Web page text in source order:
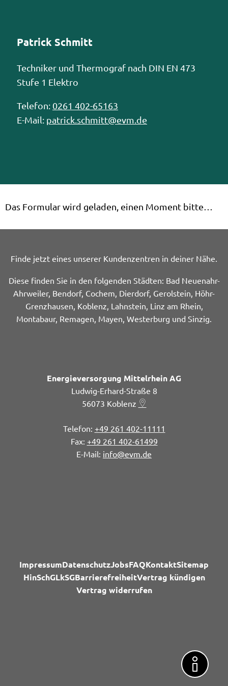
Patrick Schmitt
Techniker und Thermograf nach DIN EN 473
Stufe 1 Elektro
Telefon: 0261 402-65163
E-Mail: patrick.schmitt@evm.de
Das Formular wird geladen, einen Moment bitte…
Finde jetzt eines unserer Kundenzentren in deiner Nähe.
Diese finden Sie in den folgenden Städten: Bad Neuenahr-
Ahrweiler, Bendorf, Cochem, Dierdorf, Gerolstein, Höhr-
Grenzhausen, Koblenz, Lahnstein, Linz am Rhein,
Montabaur, Remagen, Mayen, Westerburg und Sinzig.
Energieversorgung Mittelrhein AG
Ludwig-Erhard-Straße 8
56073 Koblenz
+49 261 402-11111
+49 261 402-61499
info@evm.de
ImpressumDatenschutzJobsFAQKontaktSitemap
HinSchGLkSGBarrierefreiheitVertrag kündigen
Vertrag widerrufen